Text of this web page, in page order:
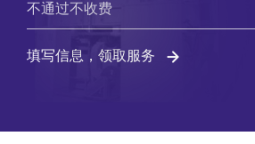
不通过不收费
填写信息，领取服务